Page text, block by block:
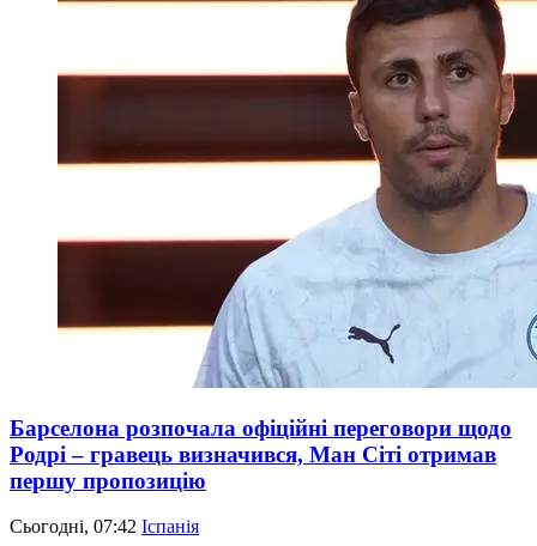
Барселона розпочала офіційні переговори щодо
Родрі – гравець визначився, Ман Сіті отримав
першу пропозицію
Сьогодні, 07:42 Іспанія